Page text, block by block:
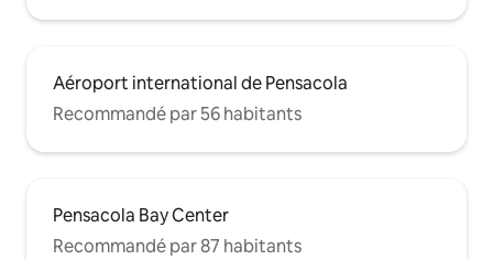
Aéroport international de Pensacola
Recommandé par 56 habitants
Pensacola Bay Center
Recommandé par 87 habitants